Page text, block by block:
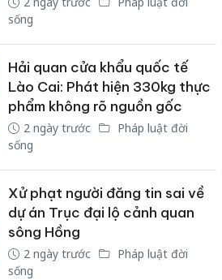
sống
Hải quan cửa khẩu quốc tế
Lào Cai: Phát hiện 330kg thực
phẩm không rõ nguồn gốc
2 ngày trước
Pháp luật đời
sống
Xử phạt người đăng tin sai về
dự án Trục đại lộ cảnh quan
sông Hồng
2 ngày trước
Pháp luật đời
sống